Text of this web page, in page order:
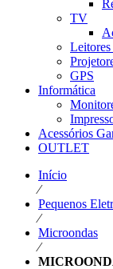
TV
GPS
Informática
Acessórios
OUTLET
Início
⁄
Pequenos
⁄
Microondas
⁄